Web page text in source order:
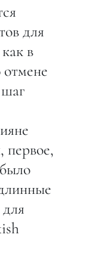
для
в
первое,